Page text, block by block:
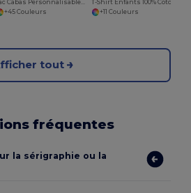
+45 Couleurs
+11 Couleurs
tout
fréquentes
la sérigraphie ou la